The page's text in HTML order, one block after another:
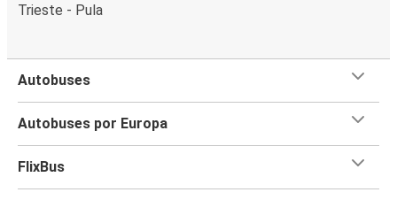
Trieste - Pula
Autobuses
Autobuses por Europa
FlixBus